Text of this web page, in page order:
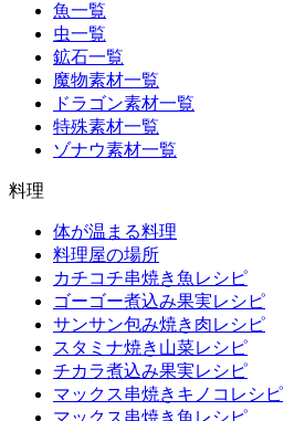
魚一覧
虫一覧
鉱石一覧
魔物素材一覧
ドラゴン素材一覧
特殊素材一覧
ゾナウ素材一覧
料理
体が温まる料理
料理屋の場所
カチコチ串焼き魚レシピ
ゴーゴー煮込み果実レシピ
サンサン包み焼き肉レシピ
スタミナ焼き山菜レシピ
チカラ煮込み果実レシピ
マックス串焼きキノコレシピ
マックス串焼き魚レシピ